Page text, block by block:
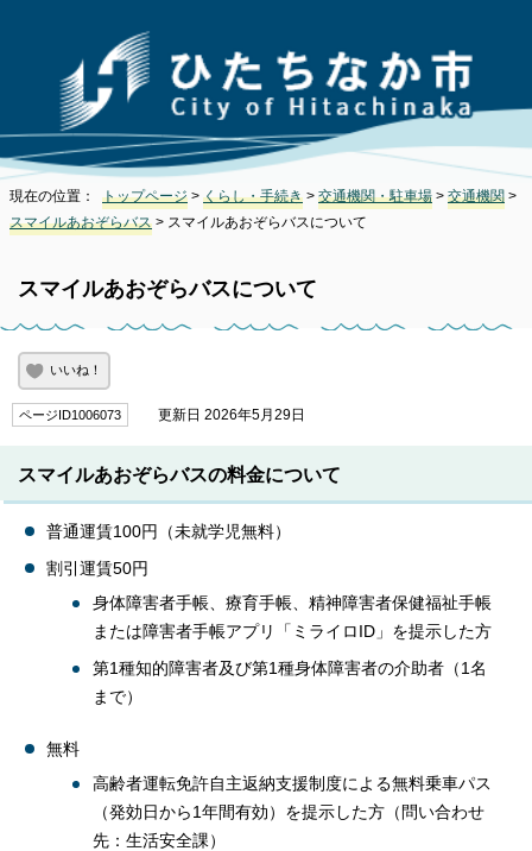
現在の位置： トップページ > くらし・手続き > 交通機関・駐車場 > 交通機関 >
スマイルあおぞらバス > スマイルあおぞらバスについて
スマイルあおぞらバスについて
いいね！
ページID1006073 更新日 2026年5月29日
スマイルあおぞらバスの料金について
普通運賃100円（未就学児無料）
割引運賃50円
身体障害者手帳、療育手帳、精神障害者保健福祉手帳
または障害者手帳アプリ「ミライロID」を提示した方
第1種知的障害者及び第1種身体障害者の介助者（1名
まで）
無料
高齢者運転免許自主返納支援制度による無料乗車パス
（発効日から1年間有効）を提示した方（問い合わせ
先：生活安全課）